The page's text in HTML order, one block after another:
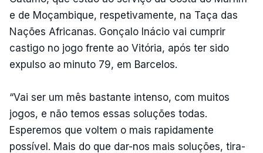
e de Moçambique, respetivamente, na Taça das
Nações Africanas. Gonçalo Inácio vai cumprir
castigo no jogo frente ao Vitória, após ter sido
expulso ao minuto 79, em Barcelos.
“Vai ser um mês bastante intenso, com muitos
jogos, e não temos essas soluções todas.
Esperemos que voltem o mais rapidamente
possível. Mais do que dar-nos mais soluções, tira-